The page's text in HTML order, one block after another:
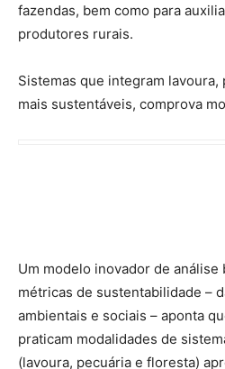
Sistemas que integram lavoura,
mais sustentáveis, comprova
Um modelo inovador de análise
métricas de sustentabilidade –
ambientais e sociais – aponta
praticam modalidades de
(lavoura, pecuária e floresta)